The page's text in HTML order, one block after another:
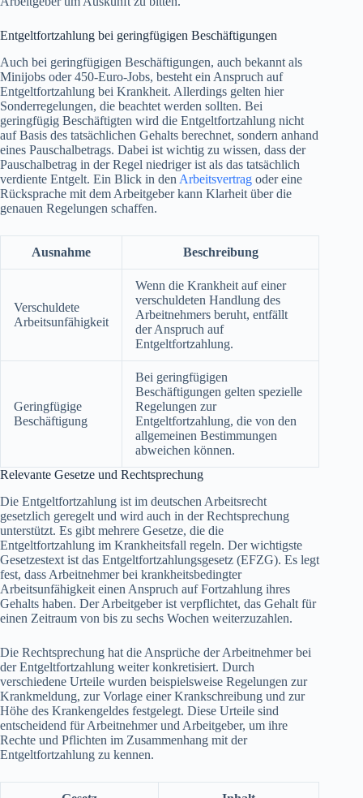
Entgeltfortzahlung bei geringfügigen Beschäftigungen
Auch bei geringfügigen Beschäftigungen, auch bekannt als
Minijobs oder 450-Euro-Jobs, besteht ein Anspruch auf
Entgeltfortzahlung bei Krankheit. Allerdings gelten hier
Sonderregelungen, die beachtet werden sollten. Bei
geringfügig Beschäftigten wird die Entgeltfortzahlung nicht
auf Basis des tatsächlichen Gehalts berechnet, sondern anhand
eines Pauschalbetrags. Dabei ist wichtig zu wissen, dass der
Pauschalbetrag in der Regel niedriger ist als das tatsächlich
verdiente Entgelt. Ein Blick in den Arbeitsvertrag oder eine
Rücksprache mit dem Arbeitgeber kann Klarheit über die
genauen Regelungen schaffen.
Ausnahme Beschreibung
Verschuldete
Arbeitsunfähigkeit
Wenn die Krankheit auf einer
verschuldeten Handlung des
Arbeitnehmers beruht, entfällt
der Anspruch auf
Entgeltfortzahlung.
Geringfügige
Beschäftigung
Bei geringfügigen
Beschäftigungen gelten spezielle
Regelungen zur
Entgeltfortzahlung, die von den
allgemeinen Bestimmungen
abweichen können.
Relevante Gesetze und Rechtsprechung
Die Entgeltfortzahlung ist im deutschen Arbeitsrecht
gesetzlich geregelt und wird auch in der Rechtsprechung
unterstützt. Es gibt mehrere Gesetze, die die
Entgeltfortzahlung im Krankheitsfall regeln. Der wichtigste
Gesetzestext ist das Entgeltfortzahlungsgesetz (EFZG). Es legt
fest, dass Arbeitnehmer bei krankheitsbedingter
Arbeitsunfähigkeit einen Anspruch auf Fortzahlung ihres
Gehalts haben. Der Arbeitgeber ist verpflichtet, das Gehalt für
einen Zeitraum von bis zu sechs Wochen weiterzuzahlen.
Die Rechtsprechung hat die Ansprüche der Arbeitnehmer bei
der Entgeltfortzahlung weiter konkretisiert. Durch
verschiedene Urteile wurden beispielsweise Regelungen zur
Krankmeldung, zur Vorlage einer Krankschreibung und zur
Höhe des Krankengeldes festgelegt. Diese Urteile sind
entscheidend für Arbeitnehmer und Arbeitgeber, um ihre
Rechte und Pflichten im Zusammenhang mit der
Entgeltfortzahlung zu kennen.